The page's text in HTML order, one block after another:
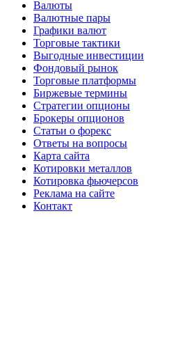
Валюты
Валютные пары
Графики валют
Торговые тактики
Выгодные инвестиции
Фондовый рынок
Торговые платформы
Биржевые термины
Стратегии опционы
Брокеры опционов
Статьи о форекс
Ответы на вопросы
Карта сайта
Котировки металлов
Котировка фьючерсов
Реклама на сайте
Контакт